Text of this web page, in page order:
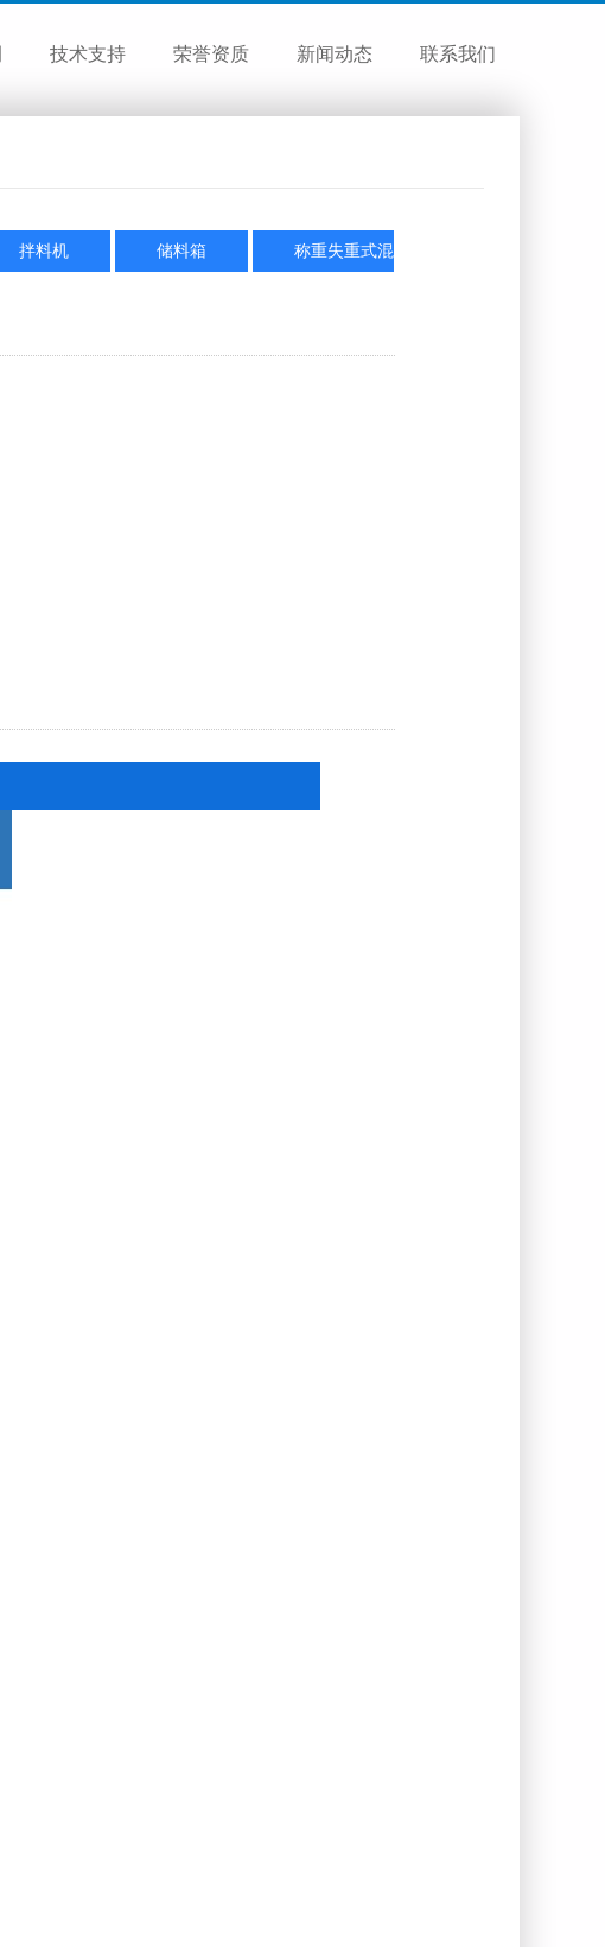
技术支持 荣誉资质 新闻动态 联系我们
拌料机 储料箱
称重失重式混